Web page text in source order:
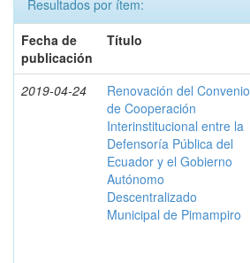
Resultados por ítem:
Fecha de
publicación
Título
2019-04-24
Renovación del Convenio
de Cooperación
Interinstitucional entre la
Defensoría Pública del
Ecuador y el Gobierno
Autónomo
Descentralizado
Municipal de Pimampiro